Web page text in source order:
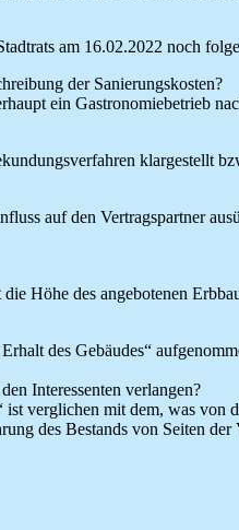
am 16.02.2022 noch
der Sanierungskosten?
ein Gastronomiebetrieb
klargestellt
auf den Vertragspartner
Höhe des angebotenen
des Gebäudes“
Interessenten verlangen?
verglichen mit dem, was
des Bestands von Seiten der